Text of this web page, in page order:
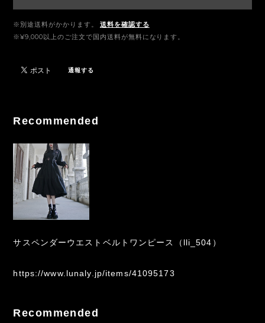
※別途送料がかかります。
送料を確認する
※¥9,000以上のご注文で国内送料が無料になります。
通報する
Recommended
サスペンダーウエストベルトワンピース（lli_504）
https://www.lunaly.jp/items/41095173
Recommended